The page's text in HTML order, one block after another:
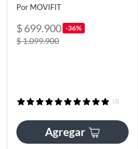
Por MOVIFIT
$ 699.900 -36%
$ 1.099.900
(3)
Agregar